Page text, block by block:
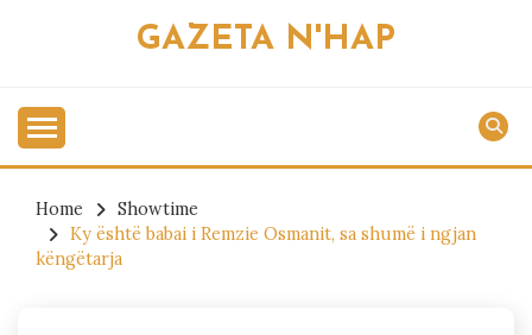
GAZETA N'HAP
Home
Showtime
Ky është babai i Remzie Osmanit, sa shumë i ngjan
këngëtarja